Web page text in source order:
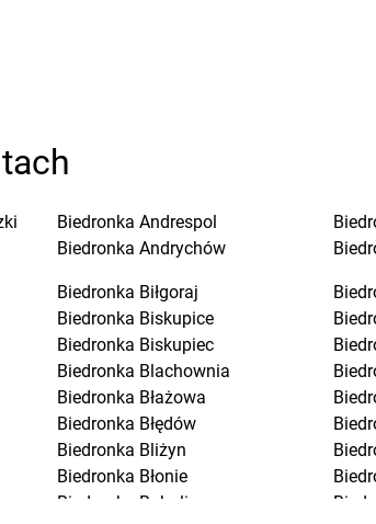
Biedronka Andrespol
Biedronka Andrychów
Biedronka Biłgoraj
Biedronka Biskupice
Biedronka Biskupiec
Biedronka Blachownia
Biedronka Błażowa
Biedronka Błędów
Biedronka Bliżyn
Biedronka Błonie
Biedronka
Bobolice